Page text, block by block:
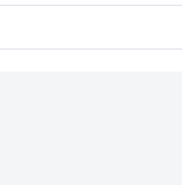
modernen Geschäften in einer
„Klein Venedig“ in Bamberg,
the World.